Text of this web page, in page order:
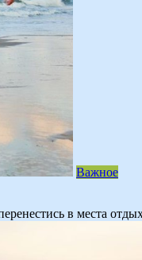
Важное
в места